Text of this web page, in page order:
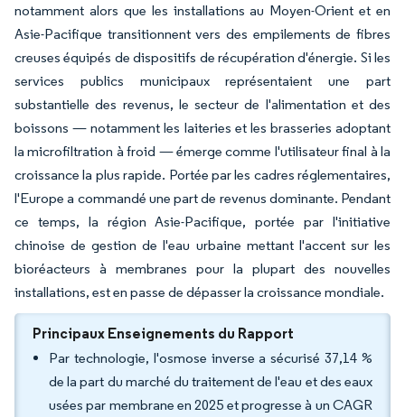
notamment alors que les installations au Moyen-Orient et en
Asie-Pacifique transitionnent vers des empilements de fibres
creuses équipés de dispositifs de récupération d'énergie. Si les
services publics municipaux représentaient une part
substantielle des revenus, le secteur de l'alimentation et des
boissons — notamment les laiteries et les brasseries adoptant
la microfiltration à froid — émerge comme l'utilisateur final à la
croissance la plus rapide. Portée par les cadres réglementaires,
l'Europe a commandé une part de revenus dominante. Pendant
ce temps, la région Asie-Pacifique, portée par l'initiative
chinoise de gestion de l'eau urbaine mettant l'accent sur les
bioréacteurs à membranes pour la plupart des nouvelles
installations, est en passe de dépasser la croissance mondiale.
Principaux Enseignements du Rapport
Par technologie, l'osmose inverse a sécurisé 37,14 %
de la part du marché du traitement de l'eau et des eaux
usées par membrane en 2025 et progresse à un CAGR